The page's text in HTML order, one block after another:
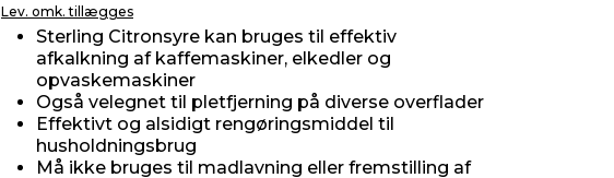
Lev. omk. tillægges
Sterling Citronsyre kan bruges til effektiv
afkalkning af kaffemaskiner, elkedler og
opvaskemaskiner
Også velegnet til pletfjerning på diverse overflader
Effektivt og alsidigt rengøringsmiddel til
husholdningsbrug
Må ikke bruges til madlavning eller fremstilling af